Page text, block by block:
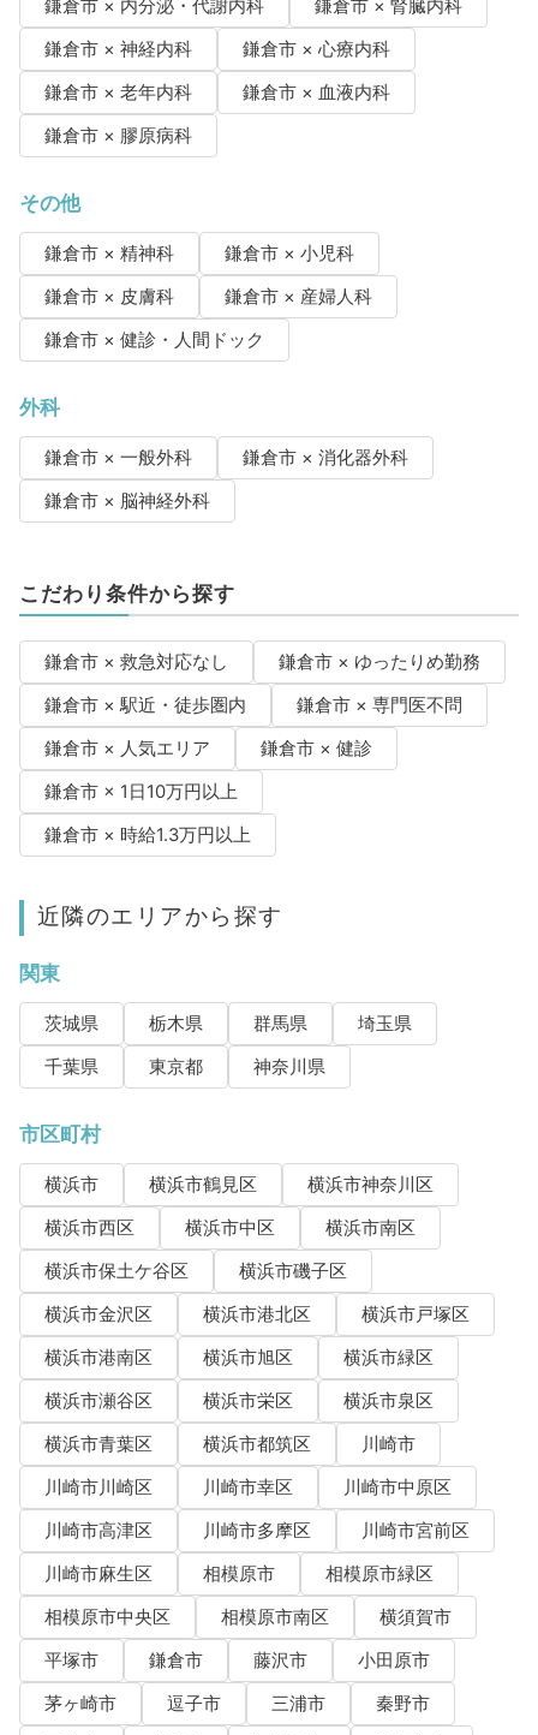
鎌倉市 × 内分泌・代謝内科
鎌倉市 × 腎臓内科
鎌倉市 × 神経内科
鎌倉市 × 心療内科
鎌倉市 × 老年内科
鎌倉市 × 血液内科
鎌倉市 × 膠原病科
その他
鎌倉市 × 精神科
鎌倉市 × 小児科
鎌倉市 × 皮膚科
鎌倉市 × 産婦人科
鎌倉市 × 健診・人間ドック
外科
鎌倉市 × 一般外科
鎌倉市 × 消化器外科
鎌倉市 × 脳神経外科
こだわり条件から探す
鎌倉市 × 救急対応なし
鎌倉市 × ゆったりめ勤務
鎌倉市 × 駅近・徒歩圏内
鎌倉市 × 専門医不問
鎌倉市 × 人気エリア
鎌倉市 × 健診
鎌倉市 × 1日10万円以上
鎌倉市 × 時給1.3万円以上
近隣のエリアから探す
関東
茨城県 栃木県 群馬県
埼玉県
千葉県
東京都 神奈川県
市区町村
横浜市 横浜市鶴見区
横浜市神奈川区
横浜市西区
横浜市中区
横浜市南区
横浜市保土ケ谷区
横浜市磯子区
横浜市金沢区
横浜市港北区
横浜市戸塚区
横浜市港南区
横浜市旭区
横浜市緑区
横浜市瀬谷区
横浜市栄区
横浜市泉区
横浜市青葉区
横浜市都筑区
川崎市
川崎市川崎区
川崎市幸区
川崎市中原区
川崎市高津区
川崎市多摩区
川崎市宮前区
川崎市麻生区
相模原市
相模原市緑区
相模原市中央区
相模原市南区
横須賀市
平塚市
鎌倉市 藤沢市
小田原市
茅ヶ崎市
逗子市 三浦市
秦野市